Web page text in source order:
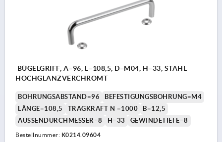
BÜGELGRIFF, A=96, L=108,5, D=M04, H=33, STAHL
HOCHGLANZVERCHROMT
BOHRUNGSABSTAND=96
BEFESTIGUNGSBOHRUNG=M4
LÄNGE=108,5
TRAGKRAFT N =1000
B=12,5
AUSSENDURCHMESSER=8
H=33 GEWINDETIEFE=8
Bestellnummer: K0214.09604